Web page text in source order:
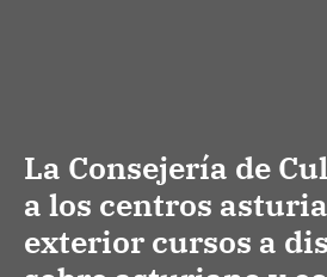
La Consejería de
a los centros
exterior cursos a